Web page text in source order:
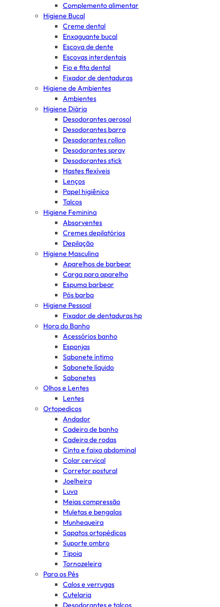
Complemento alimentar
Higiene Bucal
Creme dental
Enxaguante bucal
Escova de dente
Escovas interdentais
Fio e fita dental
Fixador de dentaduras
Higiene de Ambientes
Ambientes
Higiene Diária
Desodorantes aerosol
Desodorantes barra
Desodorantes rollon
Desodorantes spray
Desodorantes stick
Hastes flexíveis
Lenços
Papel higiênico
Talcos
Higiene Feminina
Absorventes
Cremes depilatórios
Depilação
Higiene Masculina
Aparelhos de barbear
Carga para aparelho
Espuma barbear
Pós barba
Higiene Pessoal
Fixador de dentaduras hp
Hora do Banho
Acessórios banho
Esponjas
Sabonete íntimo
Sabonete líquido
Sabonetes
Olhos e Lentes
Lentes
Ortopedicos
Andador
Cadeira de banho
Cadeira de rodas
Cinta e faixa abdominal
Colar cervical
Corretor postural
Joelheira
Luva
Meias compressão
Muletas e bengalas
Munhequeira
Sapatos ortopédicos
Suporte ombro
Tipoia
Tornozeleira
Para os Pés
Calos e verrugas
Cutelaria
Desodorantes e talcos